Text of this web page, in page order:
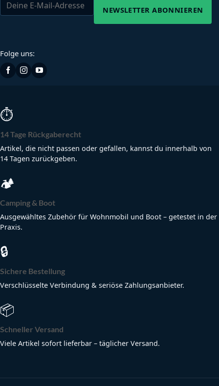
NEWSLETTER ABONNIEREN
Folge uns:
⏱
14 Tage Rückgaberecht
Artikel, die nicht passen oder gefallen, kannst du innerhalb von
14 Tagen zurückgeben.
🏕
Camping & Boot
Ausgewähltes Zubehör für Wohnmobil und Boot – getestet in der
Praxis.
🔒
Sichere Bestellung
Verschlüsselte Verbindung & seriöse Zahlungsanbieter.
📦
Schneller Versand
Viele Artikel sofort lieferbar – täglicher Versand.